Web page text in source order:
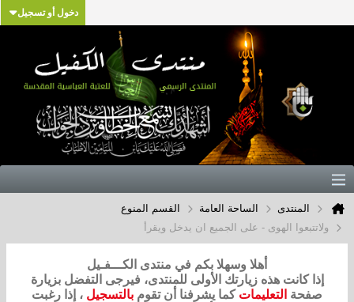
دخول أو تسجيل
المنتدى الساحة العامة
القسم المنوع
ولاتتبعوا الهوى - على الجميع ان يدخل ويقرأ
أهلا وسهلا بكم في منتدى الكـــفـيل
إذا كانت هذه زيارتك الأولى للمنتدى، فيرجى التفضل بزيارة
صفحة التعليمات كما يشرفنا أن تقوم بالتسجيل ، إذا رغبت